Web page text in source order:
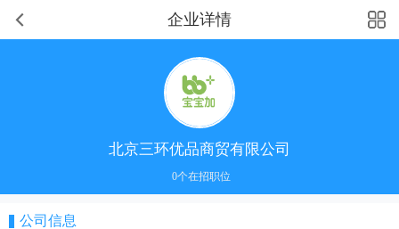
企业详情
北京三环优品商贸有限公司
0个在招职位
公司信息